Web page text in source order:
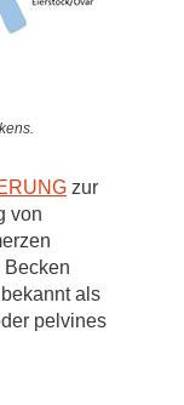
zur
von
Becken
als
pelvines